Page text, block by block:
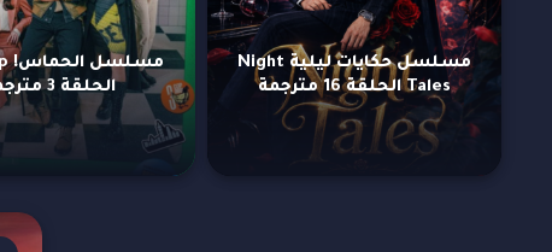
مسلسل حكايات ليلية Night
Tales الحلقة 16 مترجمة
الحلقة 3 مترجمة